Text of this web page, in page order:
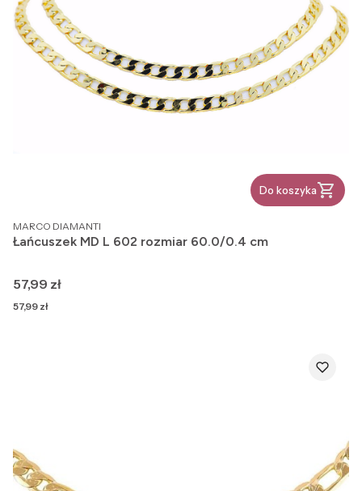
Do koszyka
PRODUCENT
MARCO DIAMANTI
Łańcuszek MD L 602 rozmiar 60.0/0.4 cm
Cena
57,99 zł
Cena
57,99 zł